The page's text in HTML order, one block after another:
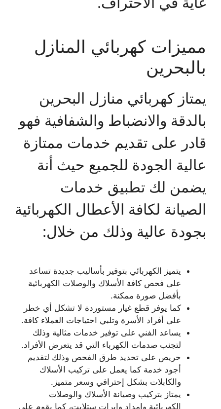
مميزات كهربائي المنازل
بالبحرين
يمتاز كهربائي منازل البحرين
بالدقة والانضباط والشفافية فهو
قادر على تقديم خدمات ممتازة
عالية الجودة للجميع حيث أنة
يضمن لك تطبيق خدمات
الصيانة لكافة الأعطال الكهربائية
بجودة عالية وذلك من خلال:
يتميز الكهربائي بتوفير بأساليب جديدة تساعد
على فحص كافة الأسلاك والوصلات الكهربائية
بأفضل صورة ممكنة.
كما يوفر قطع غيار مستوردة لا تشكل أي خطر
على أفراد الأسرة وتلبي احتياجات العملاء كافة.
يساعد الفني على توفير خدمات مثالية وذلك
لتجنب صدمات الكهرباء التي قد يتعرض الأفراد.
حريص على تحديد طرق الفحص وذلك لتقديم
أجود خدمة كما يعمل على تركيب الأسلاك
والكابلات بشكل إحترافي وسعر متميز.
يمتاز بتركيب وصيانة الأسلاك والوصلات
الكهربائية وامداد وايرات ستلايت، كما يقوم على